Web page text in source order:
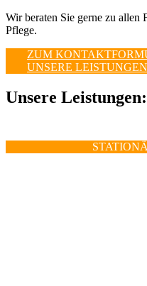
Wir beraten Sie gerne zu allen
Pflege.
ZUM
UNSERE LEISTUNGEN
Unsere Leistungen: